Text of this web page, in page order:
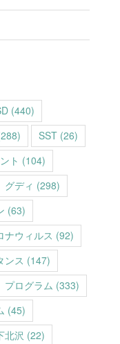
(440)
SST (26)
ト (104)
グディ (298)
(63)
ナウィルス (92)
ンス (147)
プログラム (333)
(45)
北沢 (22)